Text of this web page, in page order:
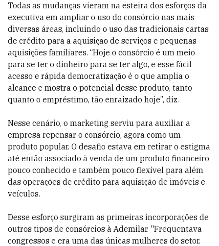
Todas as mudanças vieram na esteira dos esforços da
executiva em ampliar o uso do consórcio nas mais
diversas áreas, incluindo o uso das tradicionais cartas
de crédito para a aquisição de serviços e pequenas
aquisições familiares. “Hoje o consórcio é um meio
para se ter o dinheiro para se ter algo, e esse fácil
acesso e rápida democratização é o que amplia o
alcance e mostra o potencial desse produto, tanto
quanto o empréstimo, tão enraizado hoje”, diz.
Nesse cenário, o marketing serviu para auxiliar a
empresa repensar o consórcio, agora como um
produto popular. O desafio estava em retirar o estigma
até então associado à venda de um produto financeiro
pouco conhecido e também pouco flexível para além
das operações de crédito para aquisição de imóveis e
veículos.
Desse esforço surgiram as primeiras incorporações de
outros tipos de consórcios à Ademilar. "Frequentava
congressos e era uma das únicas mulheres do setor.